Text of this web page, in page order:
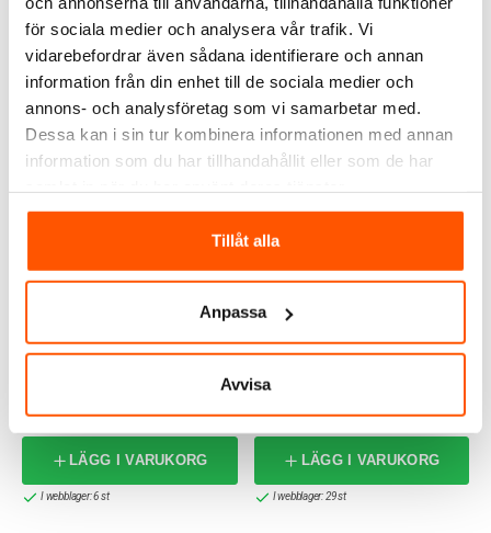
för sociala medier och analysera vår trafik. Vi
vidarebefordrar även sådana identifierare och annan
information från din enhet till de sociala medier och
annons- och analysföretag som vi samarbetar med.
Dessa kan i sin tur kombinera informationen med annan
information som du har tillhandahållit eller som de har
Tillåt alla
Anpassa
Avvisa
8 av 8 varianter I webblager
ALTERNATIVA PRODUKTER
Kabelfläns FL21 1xM32
LÄGG I VARUKORG
I webblager: 6 st
Skylt för
solcellsanläggningar
Hammarprodukter
LÄGG I VARUKORG
I webblager: 29 st